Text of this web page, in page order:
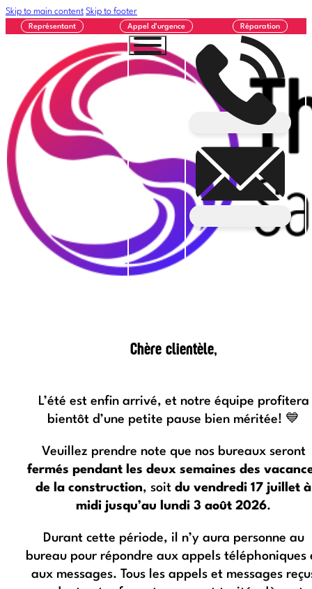
Skip to main content Skip to footer
Représentant Appel d'urgence Réparation
Chère clientèle,
L’été est enfin arrivé, et notre équipe profitera
bientôt d’une petite pause bien méritée! 💙
Veuillez prendre note que nos bureaux seront
fermés pendant les deux semaines des
de la construction, soit du vendredi 17 juillet à
midi jusqu’au lundi 3 août 2026.
Durant cette période, il n’y aura personne au
bureau pour répondre aux appels téléphoniques
aux messages. Tous les appels et messages